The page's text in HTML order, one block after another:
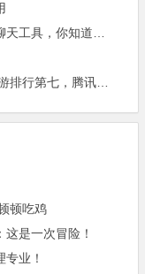
进博会倒计时，外贸沟通中，老外喜欢的聊天工具，你知道几种？
2015年最赚钱游戏出炉：《梦幻西游》手游排行第七，腾讯总收入进前三
顿吃鸡
这是一次冒险！
业！